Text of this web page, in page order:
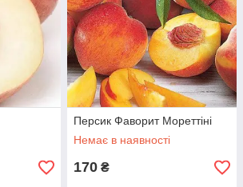
Персик Фаворит Мореттіні
Немає в наявності
170 ₴